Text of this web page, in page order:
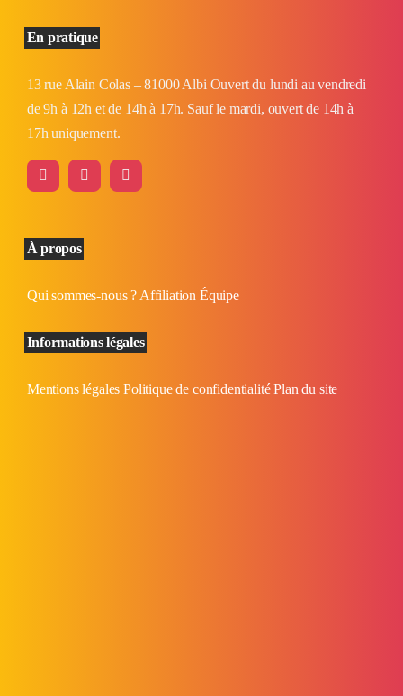
En pratique
13 rue Alain Colas – 81000 Albi Ouvert du lundi au vendredi
de 9h à 12h et de 14h à 17h. Sauf le mardi, ouvert de 14h à
17h uniquement.
À propos
Qui sommes-nous ? Affiliation Équipe
Informations légales
Mentions légales Politique de confidentialité Plan du site